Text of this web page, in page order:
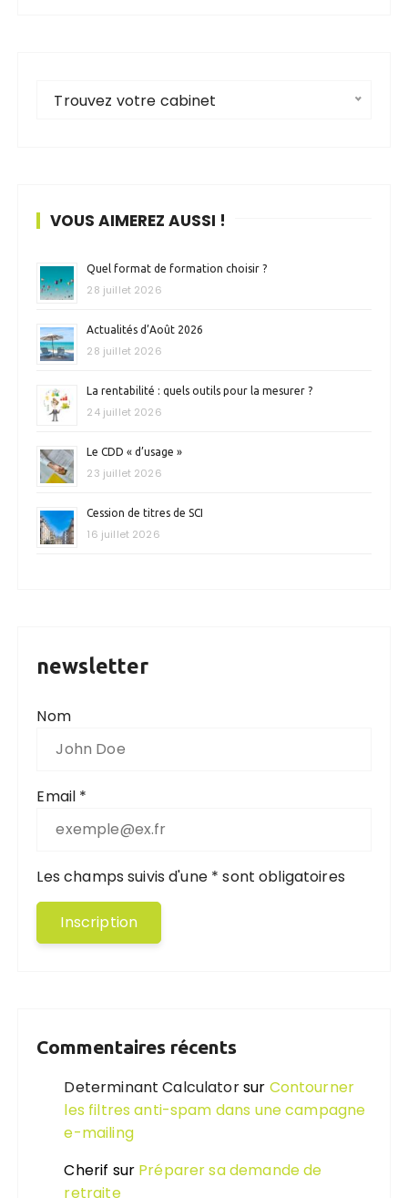
Trouvez votre cabinet
VOUS AIMEREZ AUSSI !
Quel format de formation choisir ?
28 juillet 2026
Actualités d’Août 2026
28 juillet 2026
La rentabilité : quels outils pour la mesurer ?
24 juillet 2026
Le CDD « d’usage »
23 juillet 2026
Cession de titres de SCI
16 juillet 2026
newsletter
Nom
Email *
Les champs suivis d'une * sont obligatoires
Commentaires récents
Determinant Calculatorsur Contourner
les filtres anti-spam dans une campagne
e-mailing
Cherif sur Préparer sa demande de
retraite